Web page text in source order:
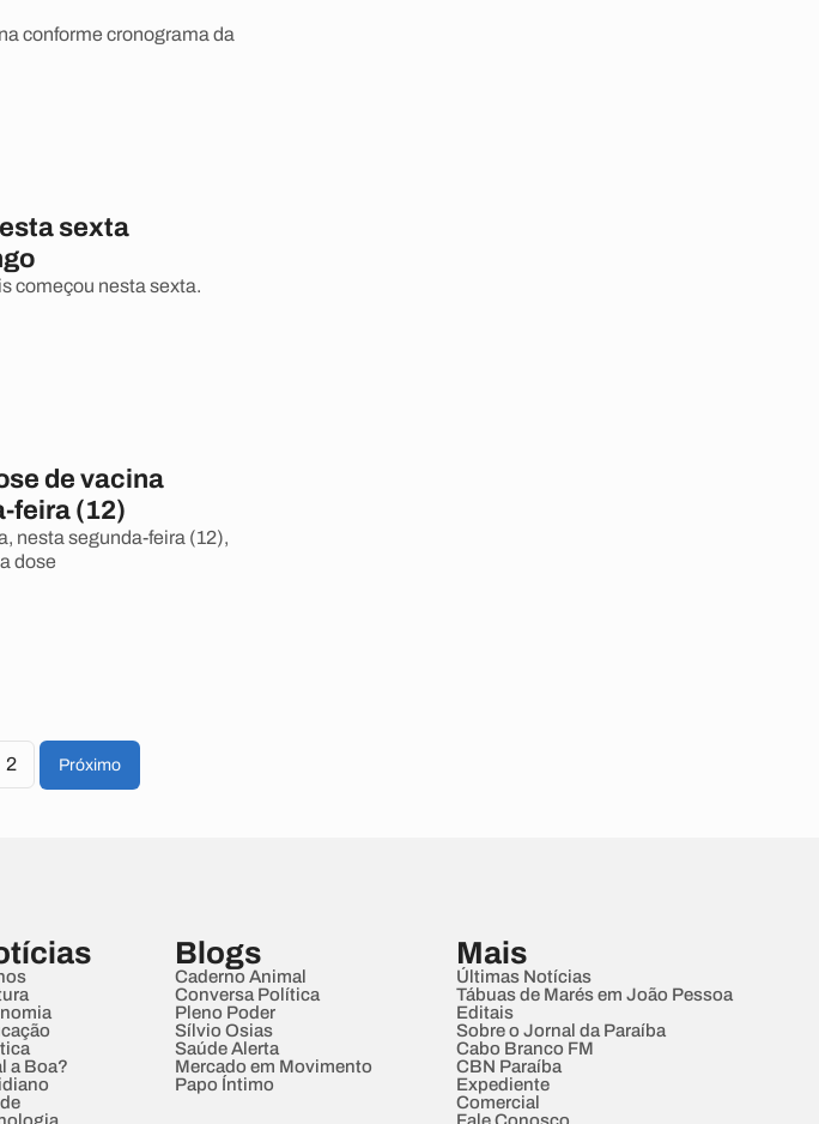
conforme cronograma da
sexta
começou nesta sexta.
de vacina
feira (12)
nesta segunda-feira (12),
dose
2 Próximo
a Boa?
Blogs
Caderno Animal
Conversa Política
Pleno Poder
Sílvio Osias
Saúde Alerta
Mercado em Movimento
Papo Íntimo
Mais
Últimas Notícias
Tábuas de Marés em João Pessoa
Editais
Sobre o Jornal da Paraíba
Cabo Branco FM
CBN Paraíba
Expediente
Comercial